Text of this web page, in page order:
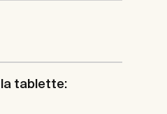
la tablette: